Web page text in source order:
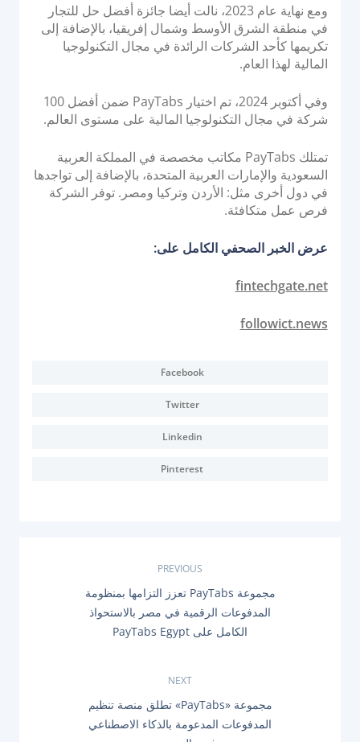
ومع نهاية عام 2023، نالت أيضا جائزة أفضل حل للتجار
في منطقة الشرق الأوسط وشمال إفريقيا، بالإضافة إلى
تكريمها كأحد الشركات الرائدة في مجال التكنولوجيا
المالية لهذا العام.
وفي أكتوبر 2024، تم اختيار PayTabs ضمن أفضل 100
شركة في مجال التكنولوجيا المالية على مستوى العالم.
تمتلك PayTabs مكاتب مخصصة في المملكة العربية
السعودية والإمارات العربية المتحدة، بالإضافة إلى تواجدها
في دول أخرى مثل: الأردن وتركيا ومصر. توفر الشركة
فرص عمل متكافئة.
عرض الخبر الصحفي الكامل على:
fintechgate.net
followict.news
Facebook
Twitter
Linkedin
Pinterest
ص
PREVIOUS
P
O
مجموعة PayTabs تعزز التزامها بمنظومة
المدفوعات الرقمية في مصر بالاستحواذ
الكامل على PayTabs Egypt
NEXT
N
مجموعة «PayTabs» تطلق منصة تنظيم
المدفوعات المدعومة بالذكاء الاصطناعي